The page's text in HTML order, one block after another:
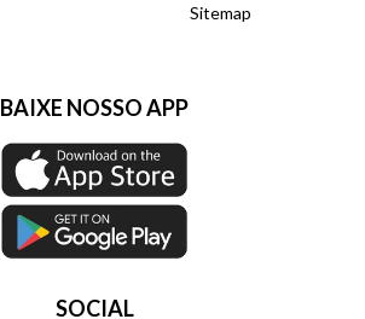
Sitemap
BAIXE NOSSO APP
SOCIAL